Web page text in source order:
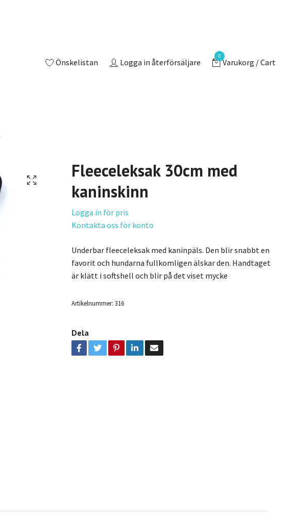
Önskelistan Logga in återförsäljare
0
Varukorg / Cart
Fleeceleksak 30cm med
kaninskinn
Logga in för pris
Kontakta oss för konto
Underbar fleeceleksak med kaninpäls. Den blir snabbt en
favorit och hundarna fullkomligen älskar den. Handtaget
är klätt i softshell och blir på det viset mycke
Artikelnummer: 316
Dela